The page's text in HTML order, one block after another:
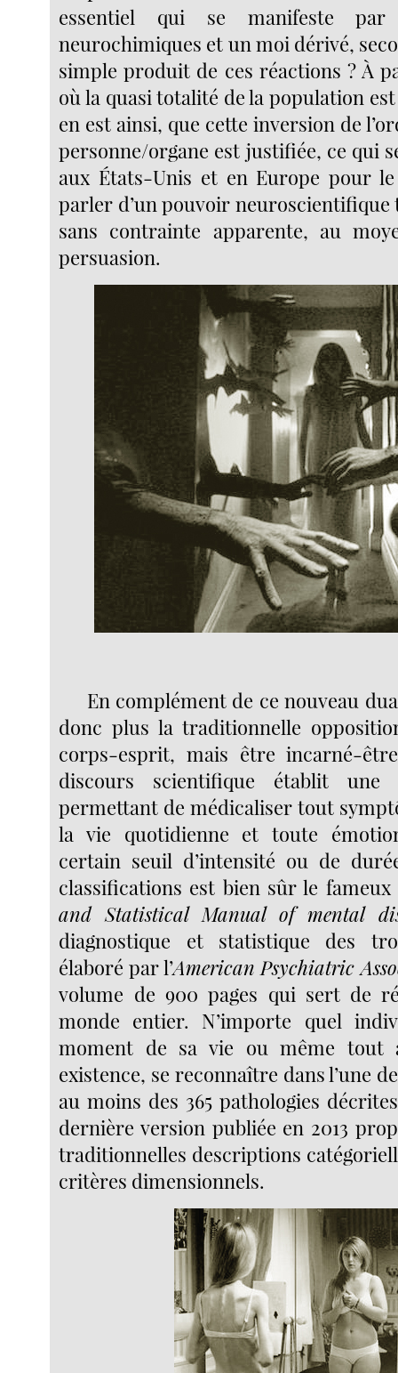
essentiel qui se manifeste par
neurochimiques et un moi dérivé,
simple produit de ces réactions ? À
où la quasi totalité de la population
en est ainsi, que cette inversion de
personne/organe est justifiée, ce qui
aux États-Unis et en Europe pour
parler d’un pouvoir neuroscientifique
sans contrainte apparente, au
persuasion.
En complément de ce nouveau
donc plus la traditionnelle
corps-esprit, mais être incarné-
discours scientifique établit une
permettant de médicaliser tout
la vie quotidienne et toute
certain seuil d’intensité ou de
classifications est bien sûr le
and Statistical Manual of mental
diagnostique et statistique des
élaboré par l’American Psychiatric
volume de 900 pages qui sert de
monde entier. N’importe quel
moment de sa vie ou même tout
existence, se reconnaître dans l’une
au moins des 365 pathologies
dernière version publiée en 2013
traditionnelles descriptions
critères dimensionnels.